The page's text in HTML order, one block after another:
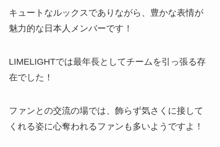
キュートなルックスでありながら、豊かな表情が
魅力的な日本人メンバーです！
LIMELIGHTでは最年長としてチームを引っ張る存
在でした！
ファンとの交流の場では、飾らず気さくに接して
くれる姿に心奪われるファンも多いようですよ！